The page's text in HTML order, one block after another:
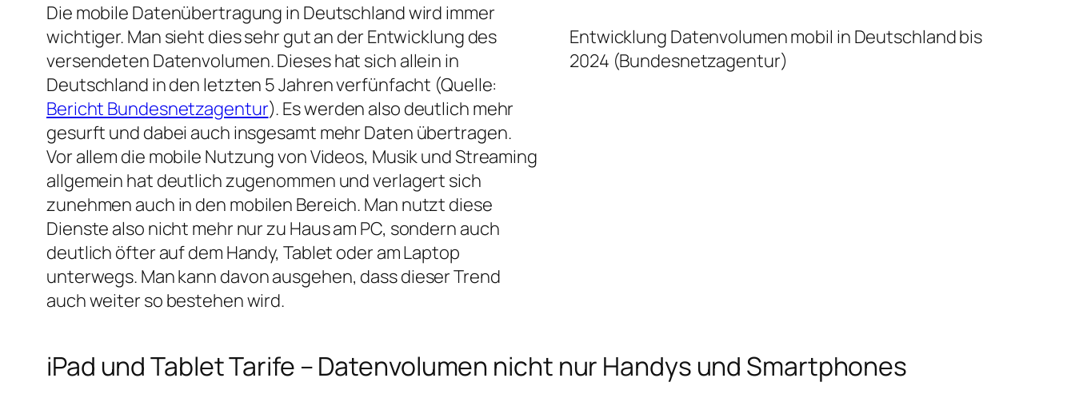
Die mobile Datenübertragung in Deutschland wird immer
wichtiger. Man sieht dies sehr gut an der Entwicklung des
versendeten Datenvolumen. Dieses hat sich allein in
Deutschland in den letzten 5 Jahren verfünfacht (Quelle:
Bericht Bundesnetzagentur). Es werden also deutlich mehr
gesurft und dabei auch insgesamt mehr Daten übertragen.
Vor allem die mobile Nutzung von Videos, Musik und Streaming
allgemein hat deutlich zugenommen und verlagert sich
zunehmen auch in den mobilen Bereich. Man nutzt diese
Dienste also nicht mehr nur zu Haus am PC, sondern auch
deutlich öfter auf dem Handy, Tablet oder am Laptop
unterwegs. Man kann davon ausgehen, dass dieser Trend
auch weiter so bestehen wird.
Entwicklung Datenvolumen mobil in Deutschland bis
2024 (Bundesnetzagentur)
iPad und Tablet Tarife – Datenvolumen nicht nur Handys und Smartphones